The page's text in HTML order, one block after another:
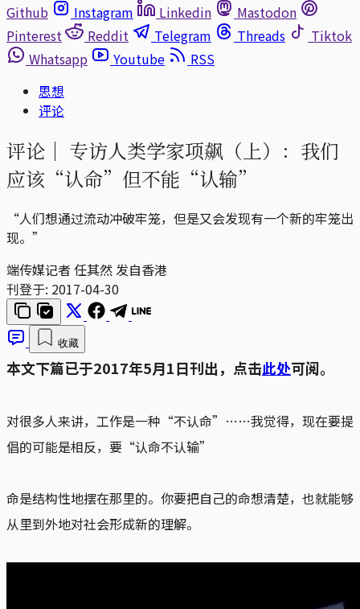
Github
Instagram Linkedin
Mastodon
Pinterest
Reddit Telegram Threads
Tiktok
Whatsapp
Youtube
RSS
思想
评论
评论｜ 专访人类学家项飙（上）：我们
应该“认命”但不能“认输”
“人们想通过流动冲破牢笼，但是又会发现有一个新的牢笼出
现。”
端传媒记者 任其然 发自香港
刊登于: 2017-04-30
收藏
本文下篇已于2017年5月1日刊出，点击此处可阅。
对很多人来讲，工作是一种“不认命”……我觉得，现在要提
倡的可能是相反，要“认命不认输”
命是结构性地摆在那里的。你要把自己的命想清楚，也就能够
从里到外地对社会形成新的理解。